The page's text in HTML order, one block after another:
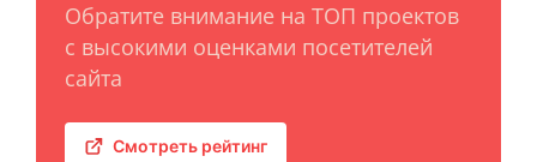
Обратите внимание на ТОП проектов
с высокими оценками посетителей
сайта
Смотреть рейтинг